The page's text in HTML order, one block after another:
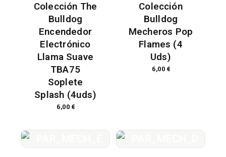
Colección The
Bulldog
Encendedor
Electrónico
Llama Suave
TBA75
Soplete
Splash (4uds)
6,00 €
Colección
Bulldog
Mecheros Pop
Flames (4
Uds)
6,00 €